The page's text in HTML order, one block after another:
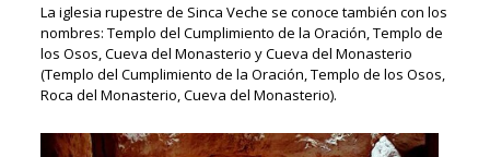
La iglesia rupestre de Sinca Veche se conoce también con los
nombres: Templo del Cumplimiento de la Oración, Templo de
los Osos, Cueva del Monasterio y Cueva del Monasterio
(Templo del Cumplimiento de la Oración, Templo de los Osos,
Roca del Monasterio, Cueva del Monasterio).